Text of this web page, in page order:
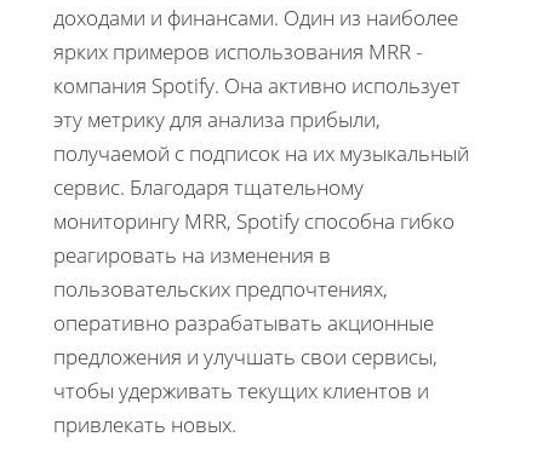
доходами и финансами. Один из наиболее
ярких примеров использования MRR -
компания Spotify. Она активно использует
эту метрику для анализа прибыли,
получаемой с подписок на их музыкальный
сервис. Благодаря тщательному
мониторингу MRR, Spotify способна гибко
реагировать на изменения в
пользовательских предпочтениях,
оперативно разрабатывать акционные
предложения и улучшать свои сервисы,
чтобы удерживать текущих клиентов и
привлекать новых.